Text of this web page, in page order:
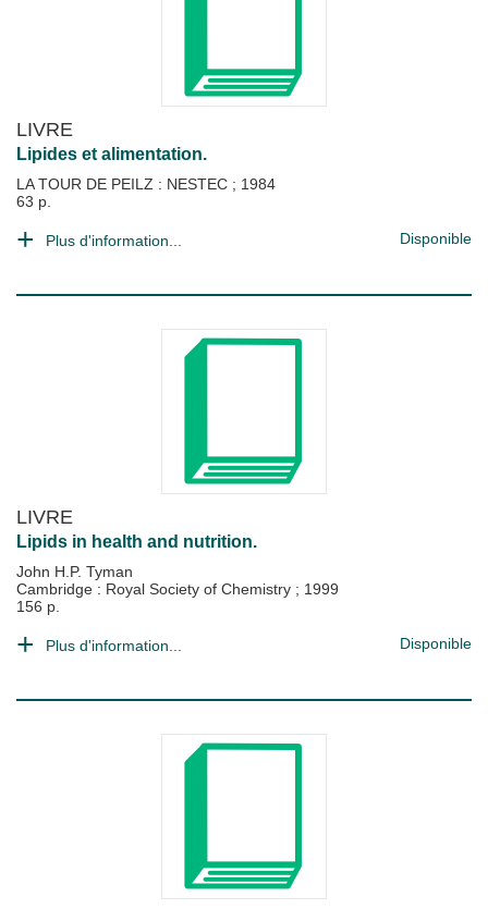
LIVRE
Lipides et alimentation.
LA TOUR DE PEILZ : NESTEC ; 1984
63 p.
Plus d'information... Disponible
LIVRE
Lipids in health and nutrition.
John H.P. Tyman
Cambridge : Royal Society of Chemistry ; 1999
156 p.
Plus d'information... Disponible